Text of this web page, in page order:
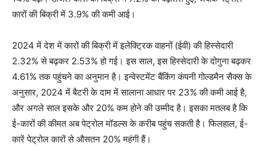
कारों की बिक्री में 3.9% की कमी आई।
2024 में देश में कारों की बिक्री में इलेक्ट्रिक वाहनों (ईवी) की हिस्सेदारी
2.32% से बढ़कर 2.53% हो गई। इस साल, इस हिस्सेदारी के दोगुना बढ़कर
4.61% तक पहुंचने का अनुमान है। इन्वेस्टमेंट बैंकिंग कंपनी गोल्डमैन सैक्स के
अनुसार, 2024 में बैटरी के दाम में सालाना आधार पर 23% की कमी आई है,
और अगले साल इसके और 20% कम होने की उम्मीद है। इसका मतलब है कि
ई-कारों की कीमत अब पेट्रोल मॉडल्स के करीब पहुंच सकती है। फिलहाल, ई-
कारें पेट्रोल कारों से औसतन 20% महंगी हैं।